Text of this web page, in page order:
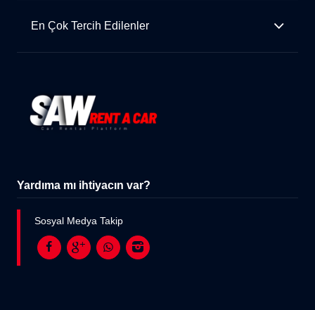
En Çok Tercih Edilenler
Yardıma mı ihtiyacın var?
Sosyal Medya Takip